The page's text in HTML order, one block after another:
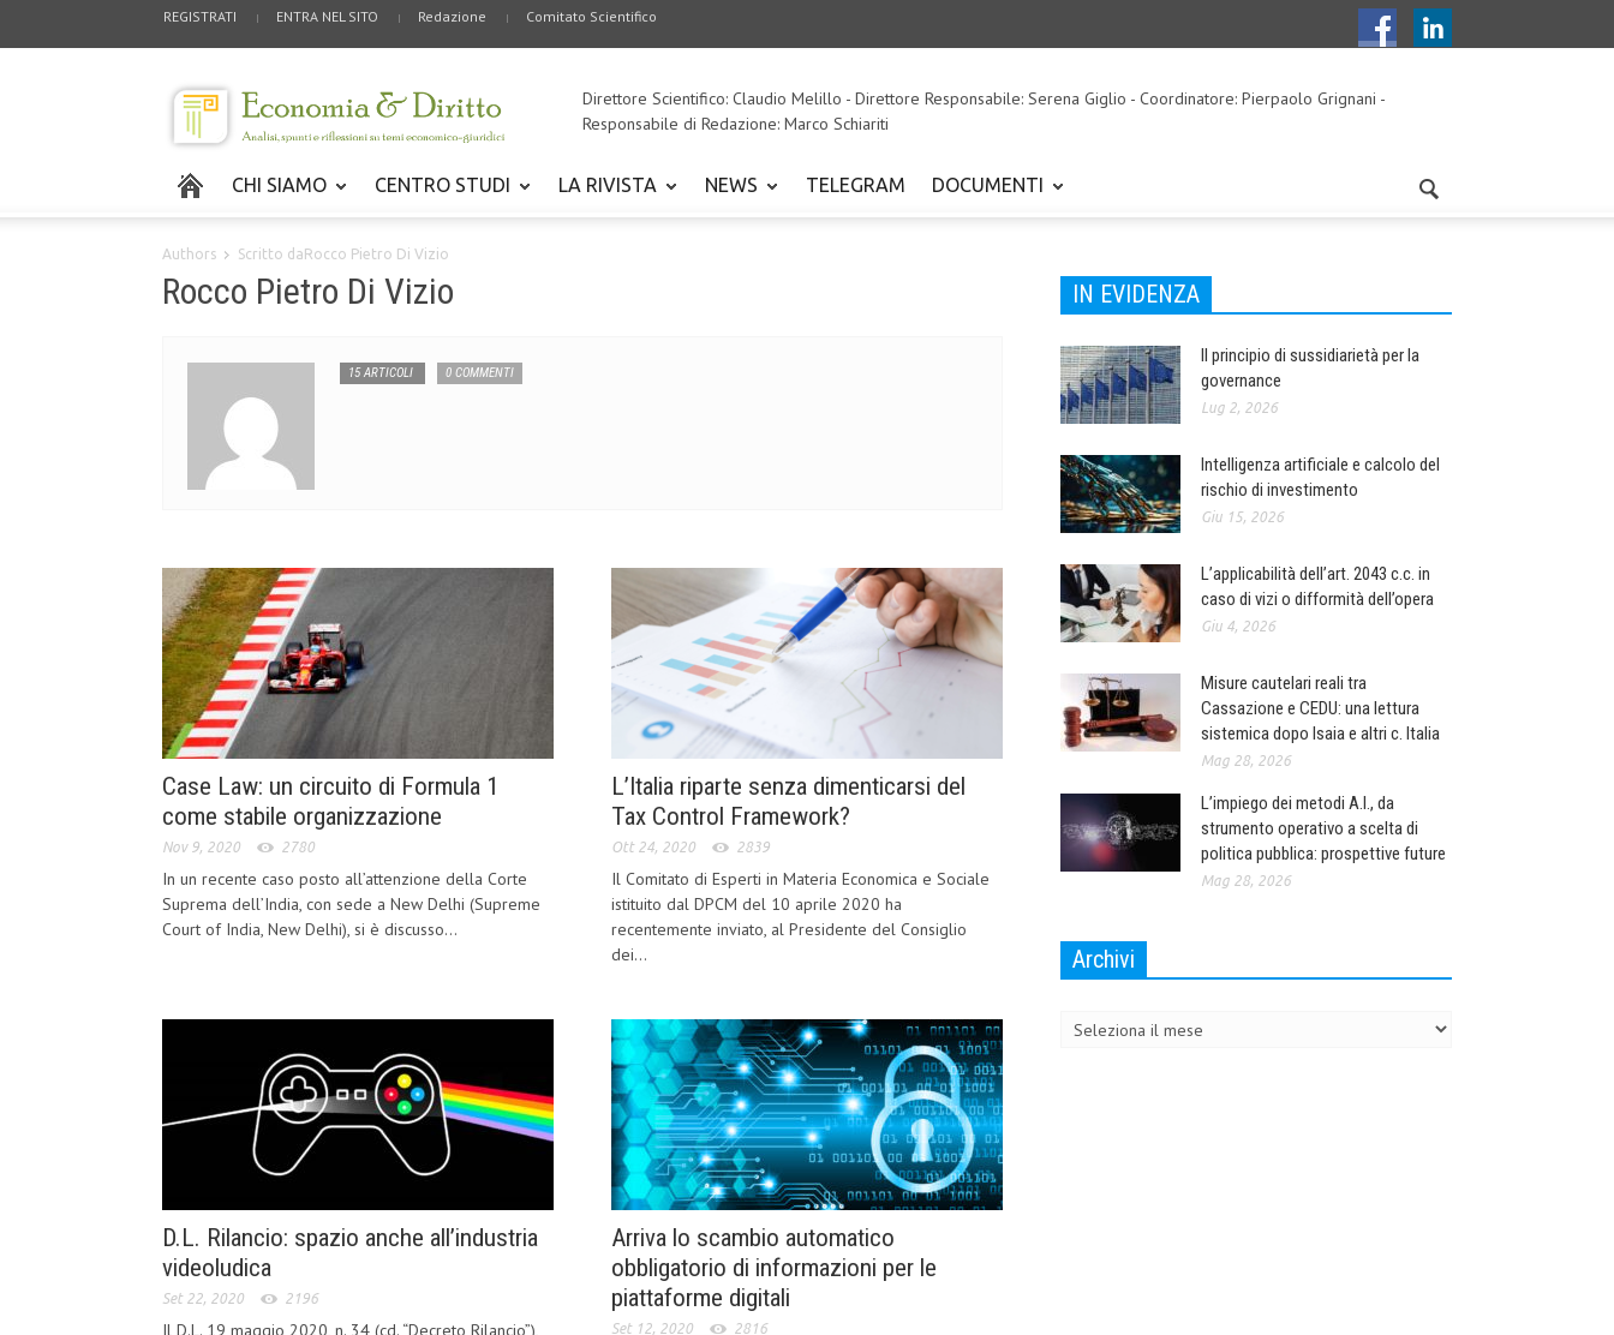
REGISTRATI ENTRA NEL SITO Redazione Comitato Scientifico
Direttore Scientifico: Claudio Melillo - Direttore Responsabile: Serena Giglio - Coordinatore: Pierpaolo Grignani -
Responsabile di Redazione: Marco Schiariti
CHI SIAMO CENTRO STUDI LA RIVISTA NEWS TELEGRAM DOCUMENTI
Authors Scritto daRocco Pietro Di Vizio
Rocco Pietro Di Vizio
15 ARTICOLI 0 COMMENTI
Case Law: un circuito di Formula 1
come stabile organizzazione
Nov 9, 2020 2780
In un recente caso posto all’attenzione della Corte
Suprema dell’India, con sede a New Delhi (Supreme
Court of India, New Delhi), si è discusso...
L’Italia riparte senza dimenticarsi del
Tax Control Framework?
Ott 24, 2020 2839
Il Comitato di Esperti in Materia Economica e Sociale
istituito dal DPCM del 10 aprile 2020 ha
recentemente inviato, al Presidente del Consiglio
dei...
D.L. Rilancio: spazio anche all’industria
videoludica
Set 22, 2020 2196
Il D.L. 19 maggio 2020, n. 34 (cd. “Decreto Rilancio”),
Arriva lo scambio automatico
obbligatorio di informazioni per le
piattaforme digitali
Set 12, 2020 2816
IN EVIDENZA
Il principio di sussidiarietà per la
governance
Lug 2, 2026
Intelligenza artificiale e calcolo del
rischio di investimento
Giu 15, 2026
L’applicabilità dell’art. 2043 c.c. in
caso di vizi o difformità dell’opera
Giu 4, 2026
Misure cautelari reali tra
Cassazione e CEDU: una lettura
sistemica dopo Isaia e altri c. Italia
Mag 28, 2026
L’impiego dei metodi A.I., da
strumento operativo a scelta di
politica pubblica: prospettive future
Mag 28, 2026
Archivi